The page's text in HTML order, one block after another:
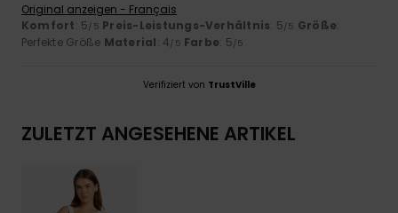
Original anzeigen - Français
Komfort: 5/5 Preis-Leistungs-Verhältnis: 5/5 Größe:
Perfekte Größe Material: 4/5 Farbe: 5/5
Verifiziert von TrustVille
ZULETZT ANGESEHENE ARTIKEL